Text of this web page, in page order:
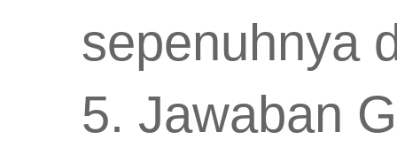
sepenuhnya
5. Jawaban